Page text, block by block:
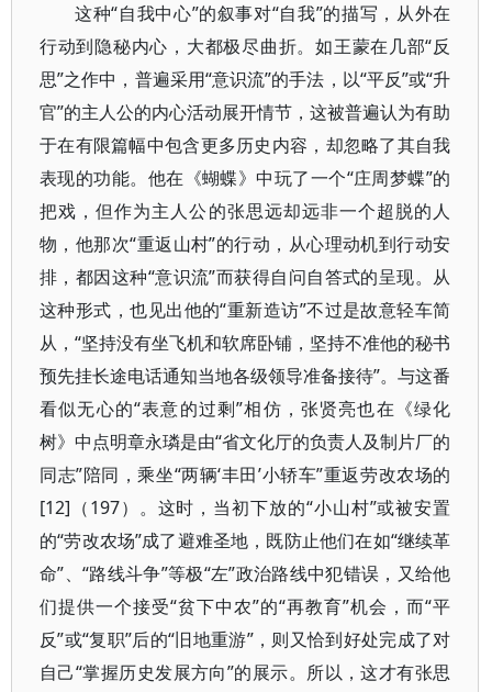
这种“自我中心”的叙事对“自我”的描写，从外在
行动到隐秘内心，大都极尽曲折。如王蒙在几部“反
思”之作中，普遍采用“意识流”的手法，以“平反”或“升
官”的主人公的内心活动展开情节，这被普遍认为有助
于在有限篇幅中包含更多历史内容，却忽略了其自我
表现的功能。他在《蝴蝶》中玩了一个“庄周梦蝶”的
把戏，但作为主人公的张思远却远非一个超脱的人
物，他那次“重返山村”的行动，从心理动机到行动安
排，都因这种“意识流”而获得自问自答式的呈现。从
这种形式，也见出他的“重新造访”不过是故意轻车简
从，“坚持没有坐飞机和软席卧铺，坚持不准他的秘书
预先挂长途电话通知当地各级领导准备接待”。与这番
看似无心的“表意的过剩”相仿，张贤亮也在《绿化
树》中点明章永璘是由“省文化厅的负责人及制片厂的
同志”陪同，乘坐“两辆‘丰田’小轿车”重返劳改农场的
[12]（197）。这时，当初下放的“小山村”或被安置
的“劳改农场”成了避难圣地，既防止他们在如“继续革
命”、“路线斗争”等极“左”政治路线中犯错误，又给他
们提供一个接受“贫下中农”的“再教育”机会，而“平
反”或“复职”后的“旧地重游”，则又恰到好处完成了对
自己“掌握历史发展方向”的展示。所以，这才有张思